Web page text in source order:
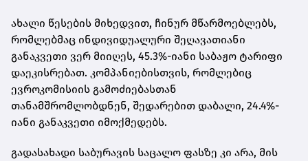
ახალი წესების მიხედვით, ჩინურ მწარმოებლებს,
რომლებმაც ინდივიდუალური შეღავათიანი
განაკვეთი ვერ მიიღეს, 45.3%-იანი საბაჟო ტარიფი
დაეკისრებათ. კომპანიებისთვის, რომლებიც
ევროკომისიის გამოძიებასთან
თანამშრომლობდნენ, შედარებით დაბალი, 24.4%-
იანი განაკვეთი იმოქმედებს.
გადასახადი საბურავის საცალო ფასზე კი არა, მის